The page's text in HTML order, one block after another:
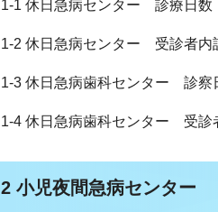
1-1 休日急病センター 診療日数
1-2 休日急病センター 受診者内
1-3 休日急病歯科センター 診察
1-4 休日急病歯科センター 受診
2 小児夜間急病センター